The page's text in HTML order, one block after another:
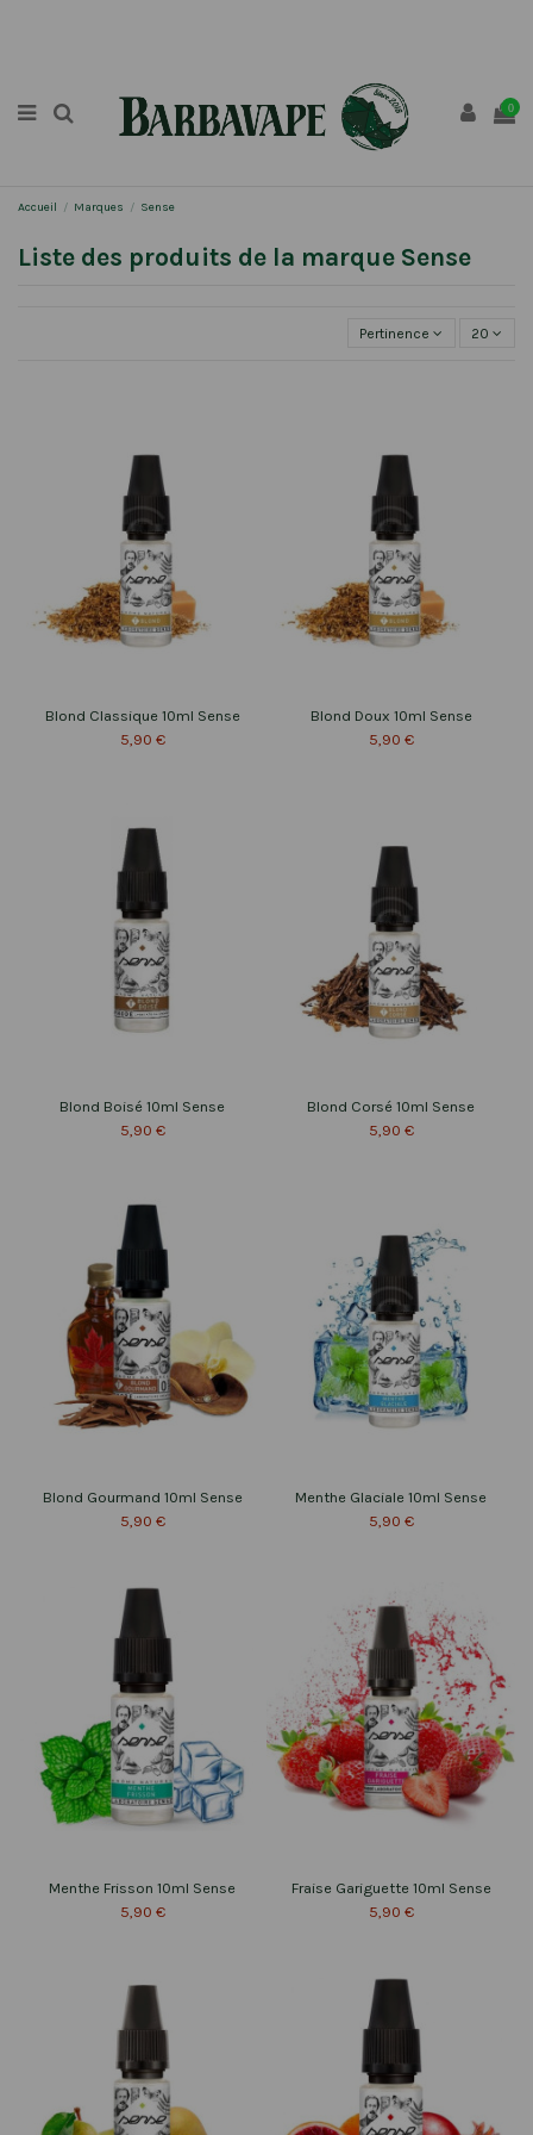
0
Accueil Marques Sense
Liste des produits de la marque Sense
Pertinence 20
Blond Classique 10ml Sense
5,90 €
Blond Doux 10ml Sense
5,90 €
Blond Boisé 10ml Sense
5,90 €
Blond Corsé 10ml Sense
5,90 €
Blond Gourmand 10ml Sense
5,90 €
Menthe Glaciale 10ml Sense
5,90 €
Menthe Frisson 10ml Sense
5,90 €
Fraise Gariguette 10ml Sense
5,90 €